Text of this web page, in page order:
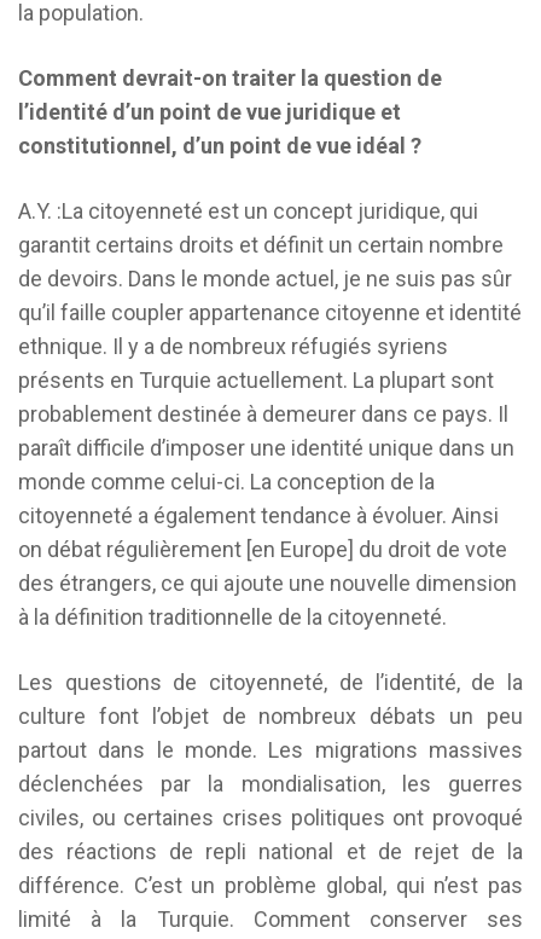
la population.
Comment devrait-on traiter la question de
l’identité d’un point de vue juridique et
constitutionnel, d’un point de vue idéal ?
A.Y. :La citoyenneté est un concept juridique, qui
garantit certains droits et définit un certain nombre
de devoirs. Dans le monde actuel, je ne suis pas sûr
qu’il faille coupler appartenance citoyenne et identité
ethnique. Il y a de nombreux réfugiés syriens
présents en Turquie actuellement. La plupart sont
probablement destinée à demeurer dans ce pays. Il
paraît difficile d’imposer une identité unique dans un
monde comme celui-ci. La conception de la
citoyenneté a également tendance à évoluer. Ainsi
on débat régulièrement [en Europe] du droit de vote
des étrangers, ce qui ajoute une nouvelle dimension
à la définition traditionnelle de la citoyenneté.
Les questions de citoyenneté, de l’identité, de la
culture font l’objet de nombreux débats un peu
partout dans le monde. Les migrations massives
déclenchées par la mondialisation, les guerres
civiles, ou certaines crises politiques ont provoqué
des réactions de repli national et de rejet de la
différence. C’est un problème global, qui n’est pas
limité à la Turquie. Comment conserver ses